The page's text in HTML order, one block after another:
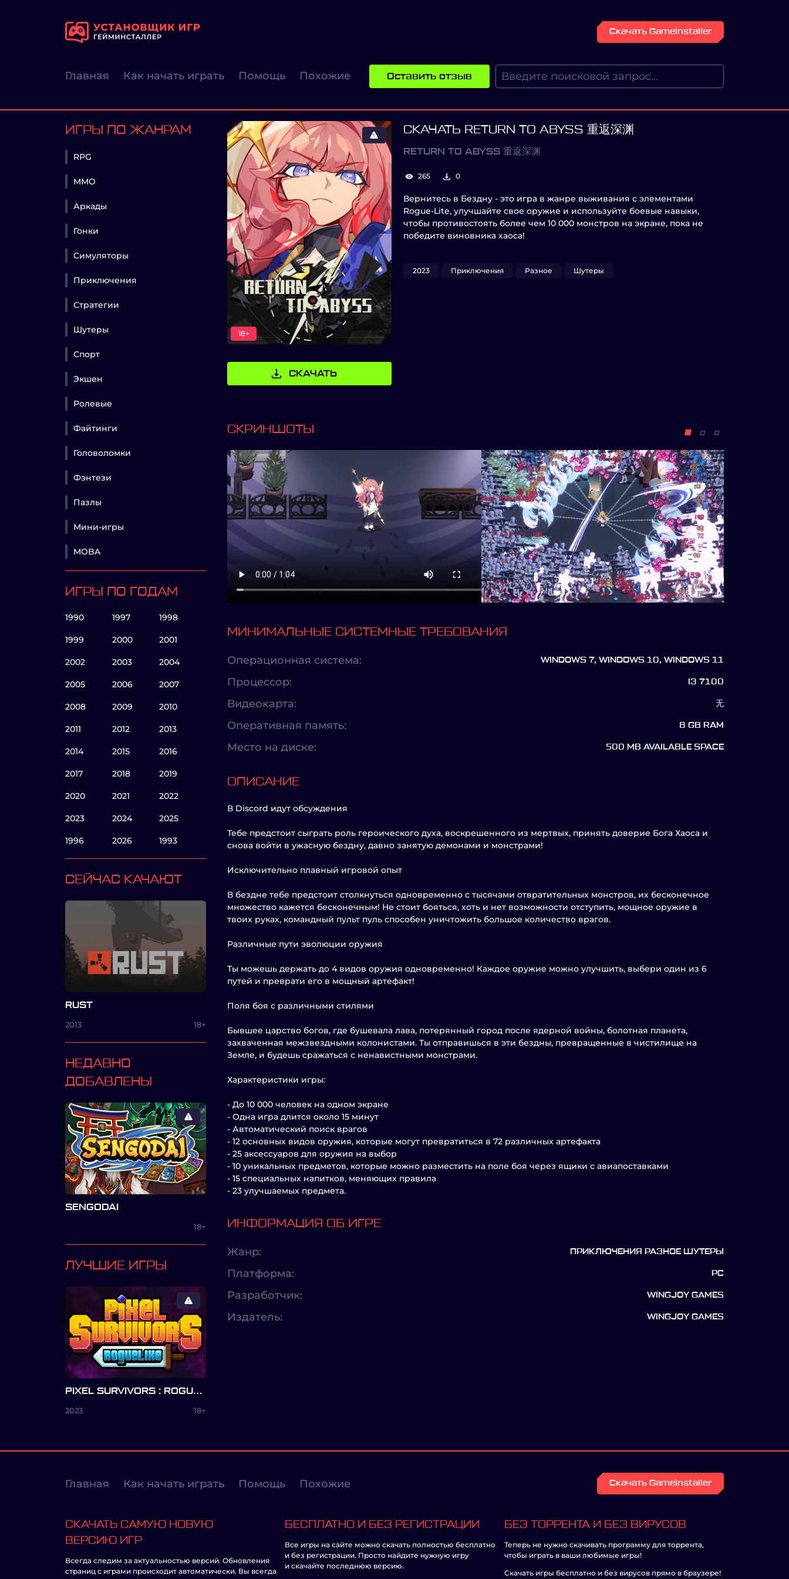
Скачать GameInstaller
Главная Как начать играть Помощь Похожие Оставить отзыв
ИГРЫ ПО ЖАНРАМ
RPG
MMO
Аркады
Гонки
Симуляторы
Приключения
Стратегии
Шутеры
Спорт
Экшен
Ролевые
Файтинги
Головоломки
Фэнтези
Пазлы
Мини-игры
MOBA
ИГРЫ ПО ГОДАМ
1990 1997 1998
1999 2000 2001
2002 2003 2004
2005 2006 2007
2008 2009 2010
2011 2012 2013
2014 2015 2016
2017 2018 2019
2020 2021 2022
2023 2024 2025
1996 2026 1993
СЕЙЧАС КАЧАЮТ
RUST
2013 18+
НЕДАВНО
ДОБАВЛЕНЫ
SENGODAI
18+
ЛУЧШИЕ ИГРЫ
PIXEL SURVIVORS : ROGUELIKE
2023 18+
18+
СКАЧАТЬ
СКАЧАТЬ RETURN TO ABYSS 重返深渊
RETURN TO ABYSS 重返深渊
265 0
Вернитесь в Бездну - это игра в жанре выживания с элементами
Rogue-Lite, улучшайте свое оружие и используйте боевые навыки,
чтобы противостоять более чем 10 000 монстров на экране, пока не
победите виновника хаоса!
2023 Приключения Разное Шутеры
СКРИНШОТЫ
МИНИМАЛЬНЫЕ СИСТЕМНЫЕ ТРЕБОВАНИЯ
Операционная система: WINDOWS 7, WINDOWS 10, WINDOWS 11
Процессор: I3 7100
Видеокарта: 无
Оперативная память: 8 GB RAM
Место на диске: 500 MB AVAILABLE SPACE
ОПИСАНИЕ
В Discord идут обсуждения
Тебе предстоит сыграть роль героического духа, воскрешенного из мертвых, принять доверие Бога Хаоса и
снова войти в ужасную бездну, давно занятую демонами и монстрами!
Исключительно плавный игровой опыт
В бездне тебе предстоит столкнуться одновременно с тысячами отвратительных монстров, их бесконечное
множество кажется бесконечным! Не стоит бояться, хоть и нет возможности отступить, мощное оружие в
твоих руках, командный пульт пуль способен уничтожить большое количество врагов.
Различные пути эволюции оружия
Ты можешь держать до 4 видов оружия одновременно! Каждое оружие можно улучшить, выбери один из 6
путей и преврати его в мощный артефакт!
Поля боя с различными стилями
Бывшее царство богов, где бушевала лава, потерянный город после ядерной войны, болотная планета,
захваченная межзвездными колонистами. Ты отправишься в эти бездны, превращенные в чистилище на
Земле, и будешь сражаться с ненавистными монстрами.
Характеристики игры:
- До 10 000 человек на одном экране
- Одна игра длится около 15 минут
- Автоматический поиск врагов
- 12 основных видов оружия, которые могут превратиться в 72 различных артефакта
- 25 аксессуаров для оружия на выбор
- 10 уникальных предметов, которые можно разместить на поле боя через ящики с авиапоставками
- 15 специальных напитков, меняющих правила
- 23 улучшаемых предмета.
ИНФОРМАЦИЯ ОБ ИГРЕ
Жанр: ПРИКЛЮЧЕНИЯ РАЗНОЕ ШУТЕРЫ
Платформа: PC
Разработчик: WINGJOY GAMES
Издатель: WINGJOY GAMES
Главная Как начать играть Помощь Похожие Скачать GameInstaller
СКАЧАТЬ САМУЮ НОВУЮ
ВЕРСИЮ ИГР
Всегда следим за актуальностью версий. Обновления
страниц с играми происходит автоматически. Вы всегда
БЕСПЛАТНО И БЕЗ РЕГИСТРАЦИИ
Все игры на сайте можно скачать полностью бесплатно
и без регистрации. Просто найдите нужную игру
и скачайте последнюю версию.
БЕЗ ТОРРЕНТА И БЕЗ ВИРУСОВ
Теперь не нужно скачивать программу для торрента,
чтобы играть в ваши любимые игры!
Скачать игры бесплатно и без вирусов прямо в браузере!